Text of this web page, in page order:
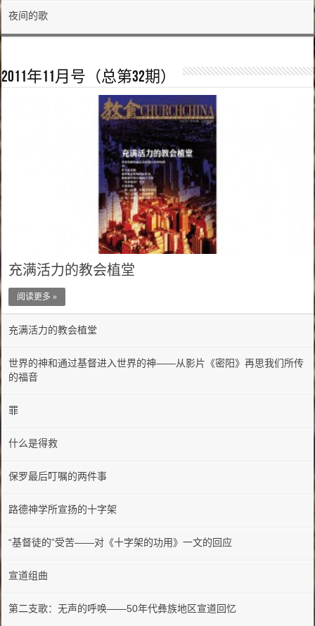
夜间的歌
2011年11月号（总第32期）
充满活力的教会植堂
阅读更多 »
充满活力的教会植堂
世界的神和通过基督进入世界的神——从影片《密阳》再思我们所传
的福音
罪
什么是得救
保罗最后叮嘱的两件事
路德神学所宣扬的十字架
“基督徒的”受苦——对《十字架的功用》一文的回应
宣道组曲
第二支歌：无声的呼唤——50年代彝族地区宣道回忆